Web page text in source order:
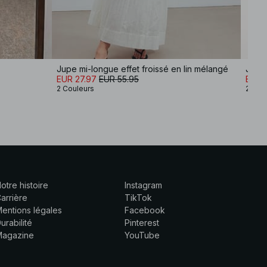
Jupe mi-longue effet froissé en lin mélangé
EUR 27.97 EUR 55.95
2 Couleurs
EUR
2
histoire
légales
Instagram
TikTok
Facebook
Pinterest
YouTube